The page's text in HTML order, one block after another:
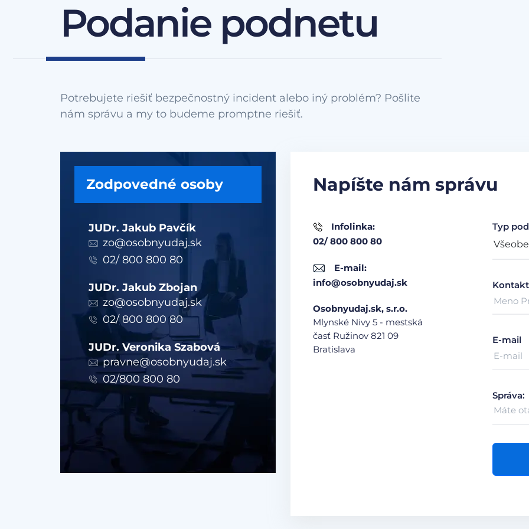
Podanie podnetu
Potrebujete riešiť bezpečnostný incident alebo iný problém? Pošlite
Zodpovedné osoby
JUDr. Jakub Pavčík
zo@osobnyudaj.sk
02/ 800 800 80
JUDr. Jakub Zbojan
zo@osobnyudaj.sk
02/ 800 800 80
JUDr. Veronika Szabová
pravne@osobnyudaj.sk
02/800 800 80
Napíšte nám správu
Infolinka:
02/ 800 800 80
E-mail:
info@osobnyudaj.sk
Osobnyudaj.sk, s.r.o.
Mlynské Nivy 5 - mestská
časť Ružinov 821 09
Bratislava
Typ
E-mail
Správa: